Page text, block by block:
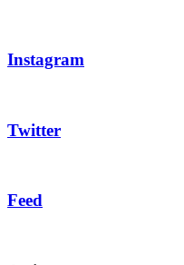
Instagram
Twitter
Feed